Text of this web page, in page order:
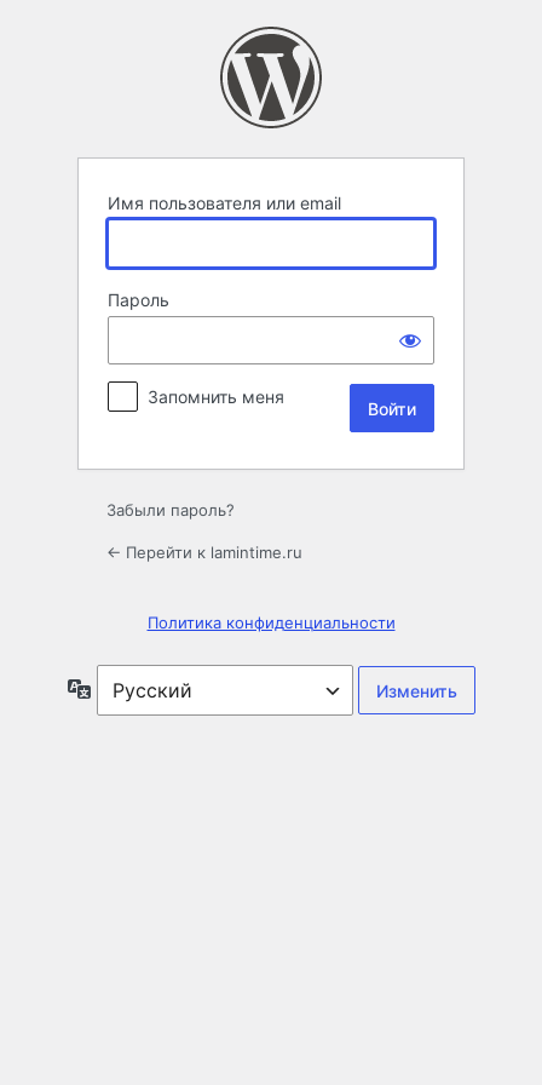
Имя пользователя или email
Пароль
Запомнить меня
Забыли пароль?
← Перейти к lamintime.ru
Политика конфиденциальности
Язык